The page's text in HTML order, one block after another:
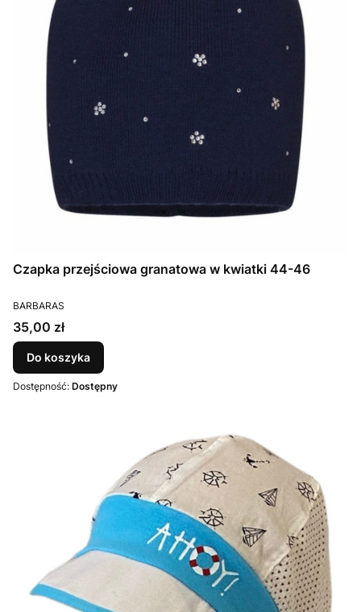
Czapka przejściowa granatowa w kwiatki 44-46
PRODUCENT
BARBARAS
Cena
35,00 zł
Do koszyka
Dostępność: Dostępny